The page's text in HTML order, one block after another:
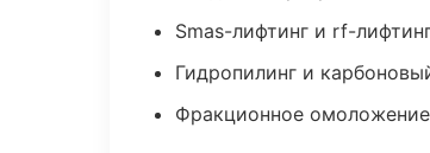
Smas-лифтинг и rf-
Гидропилинг и
Фракционное